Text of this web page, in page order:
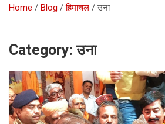
Home Blog हिमाचल उना
Category:उना